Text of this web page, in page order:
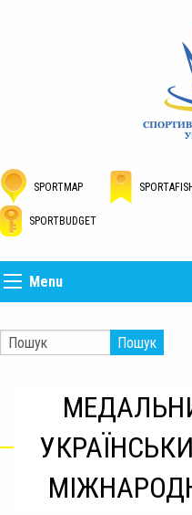
SPORTMAP
SPORTBUDGET
Menu
Пошук